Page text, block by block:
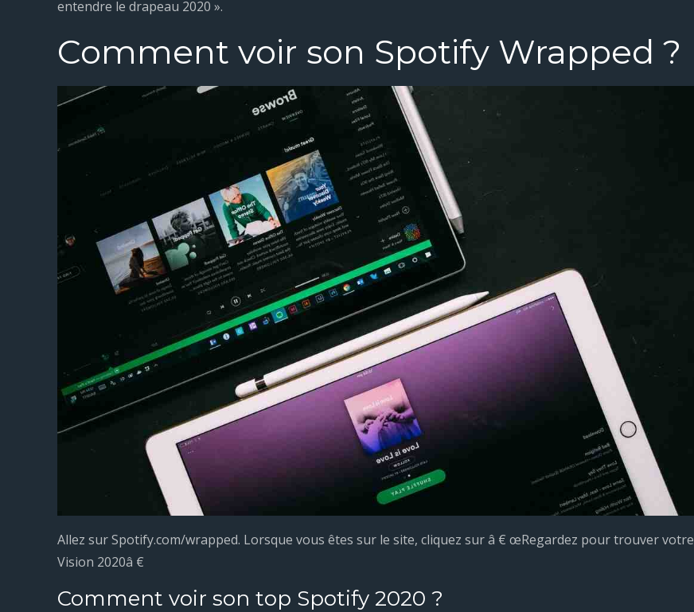
entendre le drapeau 2020 ».
Comment voir son Spotify Wrapped ?
Allez sur Spotify.com/wrapped. Lorsque vous êtes sur le site, cliquez sur â € œRegardez pour trouver votre
Vision 2020â €
Comment voir son top Spotify 2020 ?